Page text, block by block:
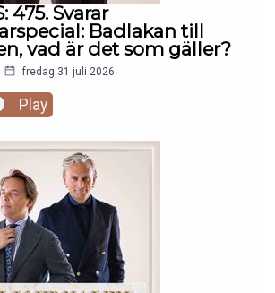
475. Svarar
Badlakan till
vad är det som gäller?
fredag 31 juli 2026
Play